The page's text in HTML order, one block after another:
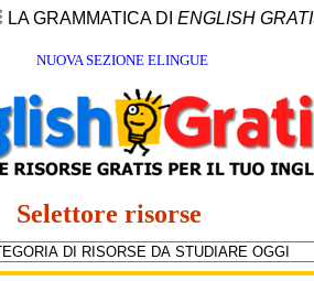
LA GRAMMATICA DI ENGLISH
NUOVA SEZIONE ELINGUE
Selettore risorse